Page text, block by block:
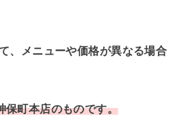
、メニューや価格が異なる場合
町本店のものです。